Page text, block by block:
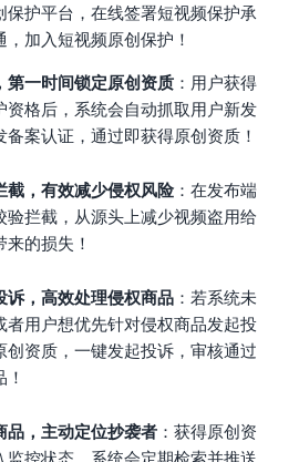
保护平台，在线签署短视频保护承
加入短视频原创保护！
第一时间锁定原创资质 ：用户获得
资格后，系统会自动抓取用户新发
案认证，通过即获得原创资质！
截，有效减少侵权风险：在发布端
验拦截，从源头上减少视频盗用给
的损失！
诉，高效处理侵权商品 ：若系统未
者用户想优先针对侵权商品发起投
创资质，一键发起投诉，审核通过
品，主动定位抄袭者 ：获得原创资